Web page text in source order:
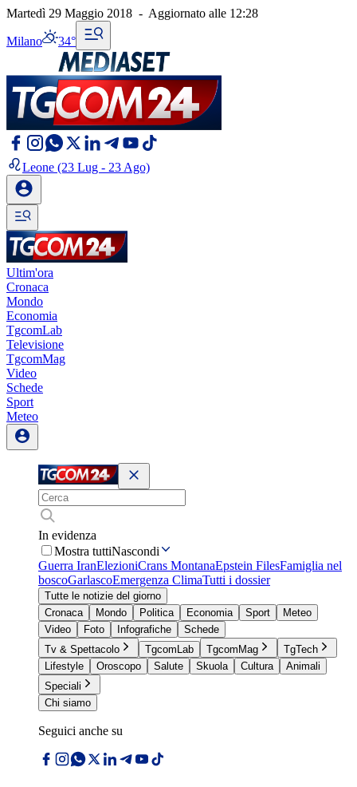
Martedì 29 Maggio 2018 - Aggiornato alle 12:28
Milano 34°
Leone (23 Lug - 23 Ago)
Ultim'ora
Cronaca
Mondo
Economia
TgcomLab
Televisione
TgcomMag
Video
Schede
Sport
Meteo
In evidenza
Mostra tuttiNascondi
Guerra IranElezioniCrans MontanaEpstein FilesFamiglia nel
boscoGarlascoEmergenza ClimaTutti i dossier
Tutte le notizie del giorno
Cronaca
Mondo Politica Economia Sport
Meteo
Video
Foto Infografiche
Schede
Tv & Spettacolo
TgcomLab TgcomMag
TgTech
Lifestyle
Oroscopo Salute Skuola Cultura
Animali
Speciali
Chi siamo
Seguici anche su